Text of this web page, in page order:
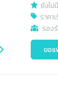
ยังไม่
ราคา
รอง
ขอแ